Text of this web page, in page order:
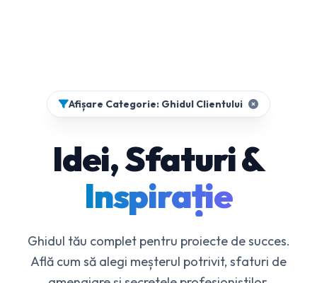
Afișare Categorie: Ghidul Clientului
Idei, Sfaturi &
Inspirație
Ghidul tău complet pentru proiecte de succes.
Află cum să alegi meșterul potrivit, sfaturi de